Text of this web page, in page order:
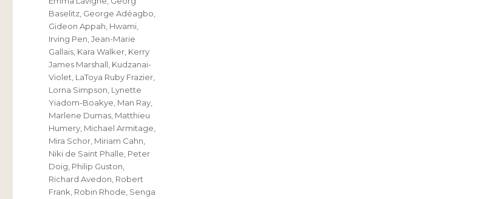
Baselitz George Adéagbo
Gideon Appah Hwami
Irving Pen ,Jean-Marie
Gallais Kara Walker Kerry
James Marshall Kudzanai-
Violet LaToya Ruby Frazier
Lorna Simpson Lynette
Yiadom-Boakye Man Ray
Marlene Dumas Matthieu
Humery Michael Armitage
Mira Schor Miriam Cahn
Niki de Saint Phalle Peter
Doig Philip Guston
Richard Avedon Robert
Frank Robin Rhode Senga